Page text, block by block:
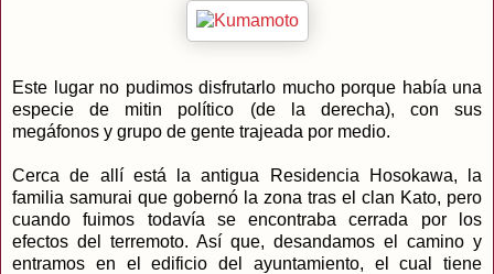
Este lugar no pudimos disfrutarlo mucho porque había una
especie de mitin político (de la derecha), con sus
megáfonos y grupo de gente trajeada por medio.
Cerca de allí está la antigua Residencia Hosokawa, la
familia samurai que gobernó la zona tras el clan Kato, pero
cuando fuimos todavía se encontraba cerrada por los
efectos del terremoto. Así que, desandamos el camino y
entramos en el edificio del ayuntamiento, el cual tiene